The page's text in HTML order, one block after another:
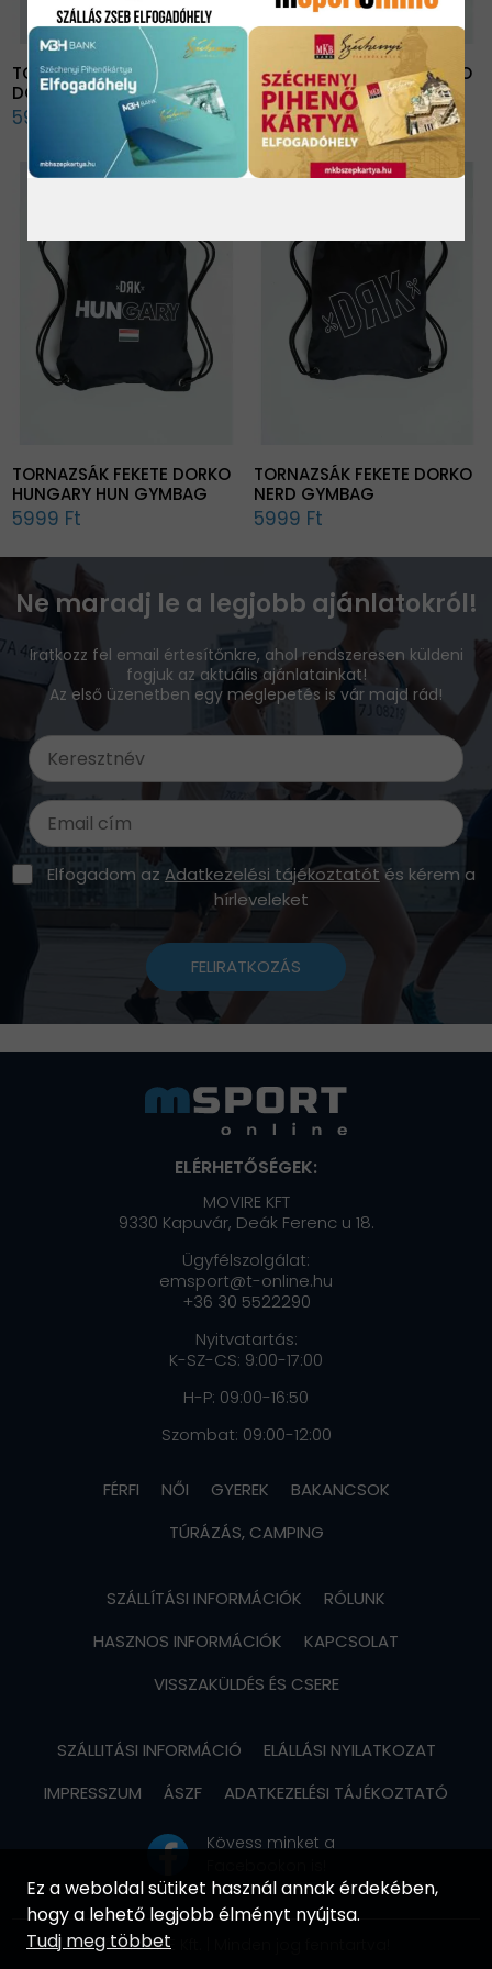
TORNAZSÁK SÖTÉTKÉK
DORKO EARTH GYMBAG
5999 Ft
TORNAZSÁK FEKETE DORKO
EARTH GYMBAG
5999 Ft
TORNAZSÁK FEKETE DORKO
HUNGARY HUN GYMBAG
5999 Ft
TORNAZSÁK FEKETE DORKO
NERD GYMBAG
5999 Ft
Ne maradj le a legjobb ajánlatokról!
Iratkozz fel email értesítőnkre, ahol rendszeresen küldeni
fogjuk az aktuális ajánlatainkat!
Az első üzenetben egy meglepetés is vár majd rád!
Elfogadom az Adatkezelési tájékoztatót és kérem a
hírleveleket
FELIRATKOZÁS
ELÉRHETŐSÉGEK:
MOVIRE KFT
9330 Kapuvár, Deák Ferenc u 18.
Ügyfélszolgálat:
emsport@t-online.hu
+36 30 5522290
Nyitvatartás:
K-SZ-CS: 9:00-17:00
H-P: 09:00-16:50
Szombat: 09:00-12:00
FÉRFI NŐI GYEREK
BAKANCSOK
TÚRÁZÁS, CAMPING
SZÁLLÍTÁSI INFORMÁCIÓK
RÓLUNK
HASZNOS INFORMÁCIÓK
KAPCSOLAT
VISSZAKÜLDÉS ÉS CSERE
SZÁLLITÁSI INFORMÁCIÓ
ELÁLLÁSI NYILATKOZAT
IMPRESSZUM
ÁSZF ADATKEZELÉSI TÁJÉKOZTATÓ
Kövess minket a
© MOVIRE Kft. | Minden jog fenntartva!
Ez a weboldal sütiket használ annak érdekében,
hogy a lehető legjobb élményt nyújtsa.
Tudj meg többet